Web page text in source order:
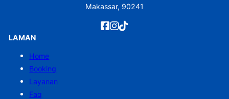
Makassar, 90241
LAMAN
Home
Booking
Layanan
Faq